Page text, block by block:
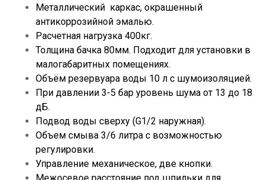
Металлический каркас, окрашенный
антикоррозийной эмалью.
Расчетная нагрузка 400кг.
Толщина бачка 80мм. Подходит для установки в
малогабаритных помещениях.
Объём резервуара воды 10 л с шумоизоляцией.
При давлении 3-5 бар уровень шума от 13 до 18
дБ.
Подвод воды сверху (G1/2 наружная).
Объем смыва 3/6 литра с возможностью
регулировки.
Управление механическое, две кнопки.